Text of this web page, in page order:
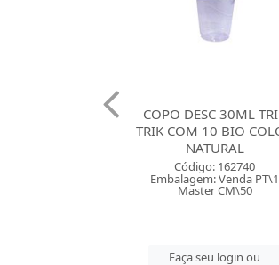
COPO DESCARTAVEL
200ML AGUA
BELLOCOPO COM 50
UNIDADES AZUL P...
Código: 163359
Embalagem: Venda PT\1